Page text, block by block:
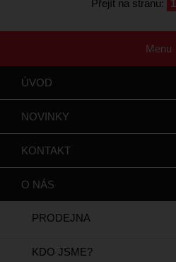
Přejít na stranu: 1
Menu
ÚVOD
NOVINKY
KONTAKT
O NÁS
PRODEJNA
KDO JSME?